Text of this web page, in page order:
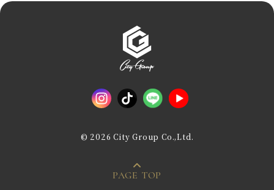
© 2026 City Group Co.,Ltd.
PAGE TOP